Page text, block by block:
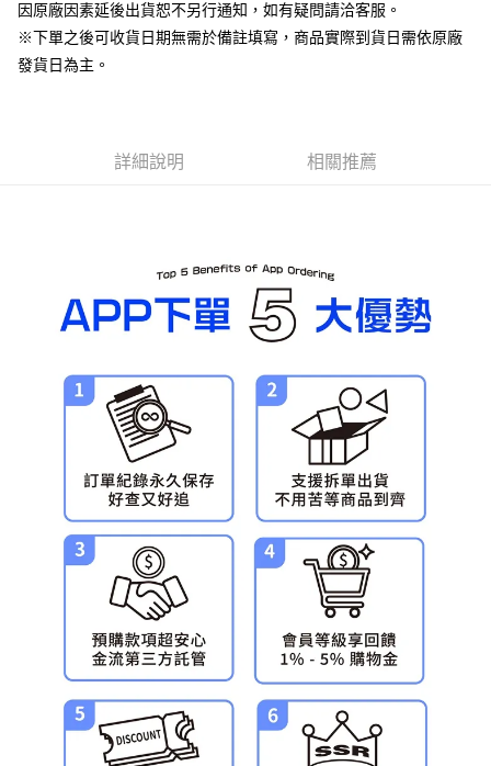
預購-全家取貨付款(舊)
預購-7-11取貨付款(舊)
每筆NT$90，滿NT$3,000(含以上)免運費
預購-宅配(舊)
每筆NT$120，滿NT$3,000(含以上)免運費
預購-宅配(離島)(舊)
每筆NT$160，滿NT$3,000(含以上)免運費
東海門市自取，需自備購物袋取貨唷。
因原廠因素延後出貨恕不另行通知，如有疑問請洽客服。
※下單之後可收貨日期無需於備註填寫，商品實際到貨日需依原廠
發貨日為主。
詳細說明 相關推薦